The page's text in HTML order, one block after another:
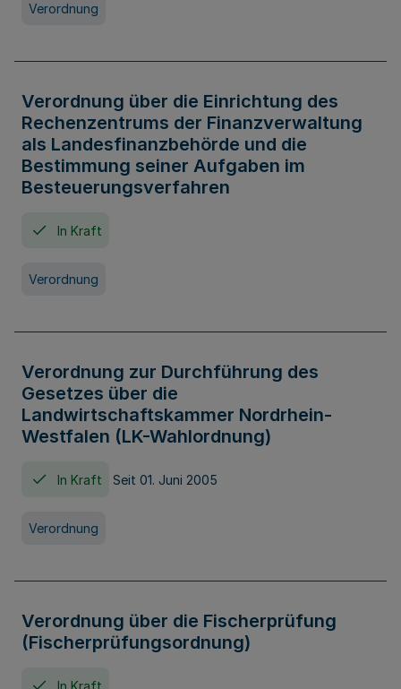
Verordnung
Verordnung über die Einrichtung des
Rechenzentrums der Finanzverwaltung
als Landesfinanzbehörde und die
Bestimmung seiner Aufgaben im
Besteuerungsverfahren
In Kraft
Verordnung
Verordnung zur Durchführung des
Gesetzes über die
Landwirtschaftskammer Nordrhein-
Westfalen (LK-Wahlordnung)
In Kraft Seit 01. Juni 2005
Verordnung
Verordnung über die Fischerprüfung
(Fischerprüfungsordnung)
In Kraft